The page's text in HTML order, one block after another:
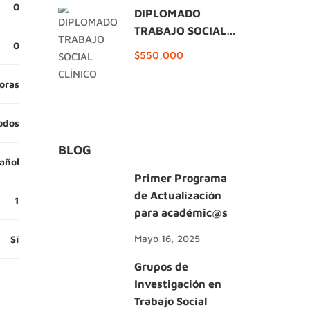
0
0
1
Sí
DIPLOMADO
TRABAJO SOCIAL
CLÍNICO
$550,000
BLOG
Primer Programa
de Actualización
para académic@s
Mayo 16, 2025
Grupos de
Investigación en
Trabajo Social